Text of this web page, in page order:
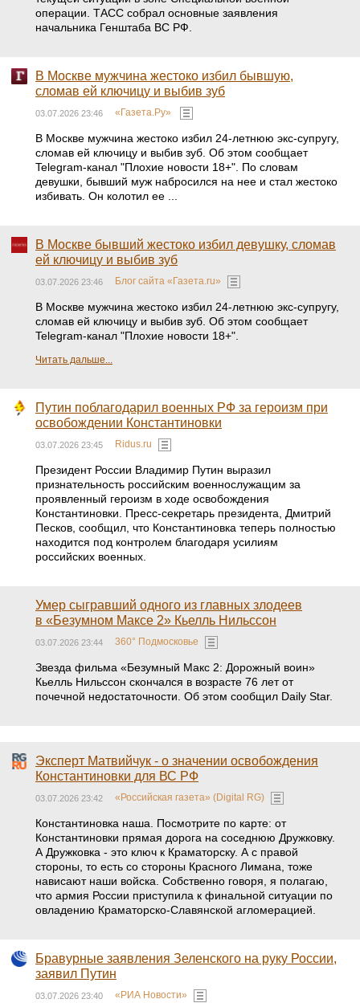
операции. ТАСС собрал основные заявления
начальника Генштаба ВС РФ.
В Москве мужчина жестоко избил бывшую,
сломав ей ключицу и выбив зуб
03.07.2026 23:46 «Газета.Ру»
В Москве мужчина жестоко избил 24-летнюю экс-супругу,
сломав ей ключицу и выбив зуб. Об этом сообщает
Telegram-канал "Плохие новости 18+". По словам
девушки, бывший муж набросился на нее и стал жестоко
избивать. Он колотил ее ...
В Москве бывший жестоко избил девушку, сломав
ей ключицу и выбив зуб
03.07.2026 23:46 Блог сайта «Газета.ru»
В Москве мужчина жестоко избил 24-летнюю экс-супругу,
сломав ей ключицу и выбив зуб. Об этом сообщает
Telegram-канал "Плохие новости 18+".
Читать дальше...
Путин поблагодарил военных РФ за героизм при
освобождении Константиновки
03.07.2026 23:45 Ridus.ru
Президент России Владимир Путин выразил
признательность российским военнослужащим за
проявленный героизм в ходе освобождения
Константиновки. Пресс-секретарь президента, Дмитрий
Песков, сообщил, что Константиновка теперь полностью
находится под контролем благодаря усилиям
российских военных.
Умер сыгравший одного из главных злодеев
в «Безумном Максе 2» Кьелль Нильссон
03.07.2026 23:44 360° Подмосковье
Звезда фильма «Безумный Макс 2: Дорожный воин»
Кьелль Нильссон скончался в возрасте 76 лет от
почечной недостаточности. Об этом сообщил Daily Star.
Эксперт Матвийчук - о значении освобождения
Константиновки для ВС РФ
03.07.2026 23:42 «Российская газета» (Digital RG)
Константиновка наша. Посмотрите по карте: от
Константиновки прямая дорога на соседнюю Дружковку.
А Дружковка - это ключ к Краматорску. А с правой
стороны, то есть со стороны Красного Лимана, тоже
нависают наши войска. Собственно говоря, я полагаю,
что армия России приступила к финальной ситуации по
овладению Краматорско-Славянской агломерацией.
Бравурные заявления Зеленского на руку России,
заявил Путин
03.07.2026 23:40 «РИА Новости»